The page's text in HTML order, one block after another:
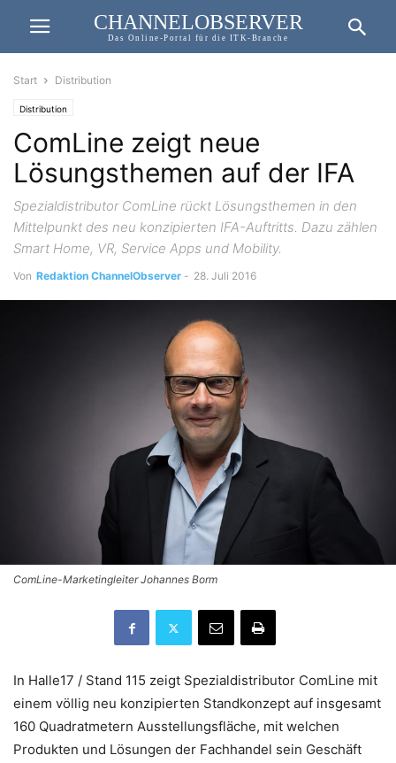
CHANNELOBSERVER
Das Online-Portal für die ITK-Branche
Start Distribution
Distribution
ComLine zeigt neue
Lösungsthemen auf der IFA
Spezialdistributor ComLine rückt Lösungsthemen in den
Mittelpunkt des neu konzipierten IFA-Auftritts. Dazu zählen
Smart Home, VR, Service Apps und Mobility.
Von Redaktion ChannelObserver - 28. Juli 2016
ComLine-Marketingleiter Johannes Borm
In Halle17 / Stand 115 zeigt Spezialdistributor ComLine mit
einem völlig neu konzipierten Standkonzept auf insgesamt
160 Quadratmetern Ausstellungsfläche, mit welchen
Produkten und Lösungen der Fachhandel sein Geschäft